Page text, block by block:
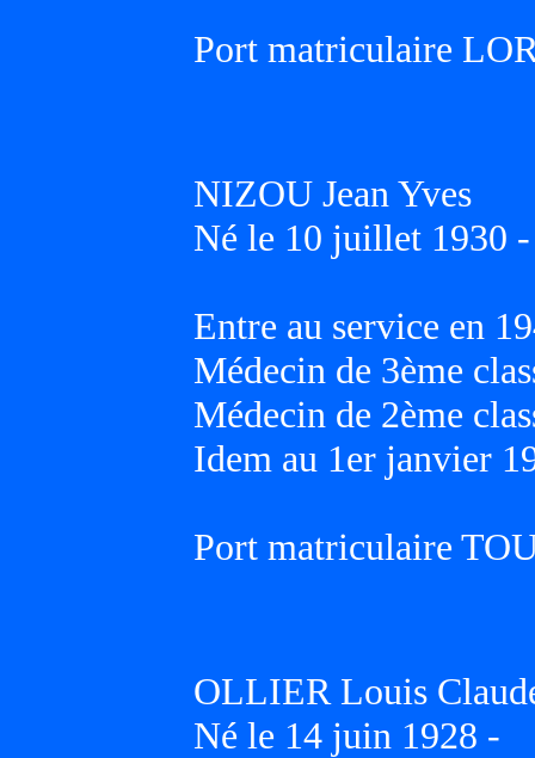
Port matriculaire
NIZOU Jean Yves
Né le 10 juillet 1930 -
Entre au service en
Médecin de 3ème
Médecin de 2ème
Idem au 1er janvier
Port matriculaire
OLLIER Louis
Né le 14 juin 1928 -